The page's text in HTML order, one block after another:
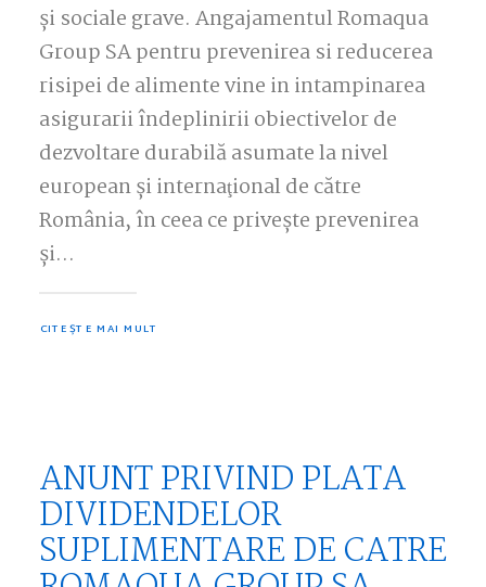
și sociale grave. Angajamentul Romaqua
Group SA pentru prevenirea si reducerea
risipei de alimente vine in intampinarea
asigurarii îndeplinirii obiectivelor de
dezvoltare durabilă asumate la nivel
european şi internaţional de către
România, în ceea ce priveşte prevenirea
şi…
CITEȘTE MAI MULT
ANUNT PRIVIND PLATA
DIVIDENDELOR
SUPLIMENTARE DE CATRE